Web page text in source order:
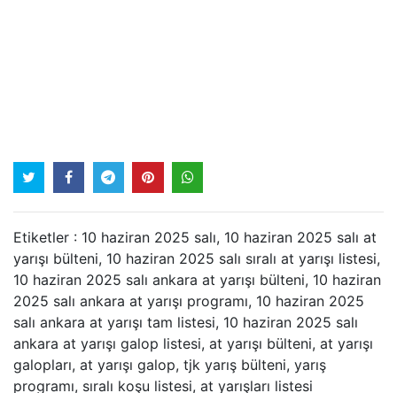
Etiketler : 10 haziran 2025 salı, 10 haziran 2025 salı at
yarışı bülteni, 10 haziran 2025 salı sıralı at yarışı listesi,
10 haziran 2025 salı ankara at yarışı bülteni, 10 haziran
2025 salı ankara at yarışı programı, 10 haziran 2025
salı ankara at yarışı tam listesi, 10 haziran 2025 salı
ankara at yarışı galop listesi, at yarışı bülteni, at yarışı
galopları, at yarışı galop, tjk yarış bülteni, yarış
programı, sıralı koşu listesi, at yarışları listesi